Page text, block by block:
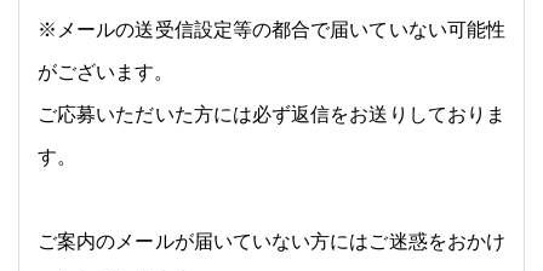
※メールの送受信設定等の都合で届いていない可能性
がございます。
ご応募いただいた方には必ず返信をお送りしておりま
す。
ご案内のメールが届いていない方にはご迷惑をおかけ